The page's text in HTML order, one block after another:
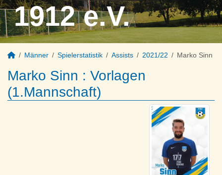
1912 e.V.
Männer Spielerstatistik Assists 2021/22 Marko Sinn
Marko Sinn : Vorlagen
(1.Mannschaft)